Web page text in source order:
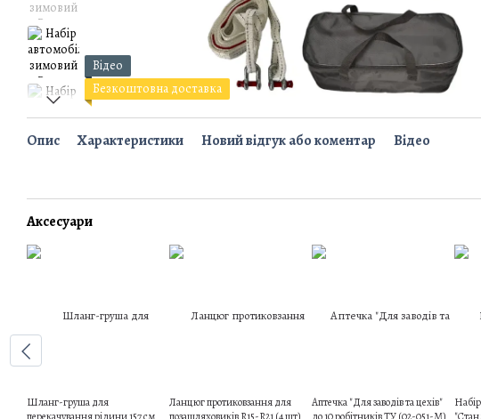
Відео
Безкоштовна доставка
Опис Характеристики Новий відгук або коментар Відео
Аксесуари
Шланг-груша для
перекачування рідини 157 см
Ланцюг протиковзання для
позашляховиків R15-R21 (4 шт)
Аптечка "Для заводів та цехів"
до 10 робітників ТУ (02-051-М)